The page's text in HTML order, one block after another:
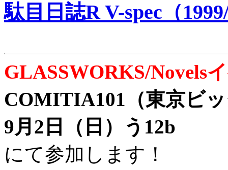
駄目日誌R V-spec（
GLASSWORKS/Novels
COMITIA101（東京ビ
9月2日（日）う12b
にて参加します！